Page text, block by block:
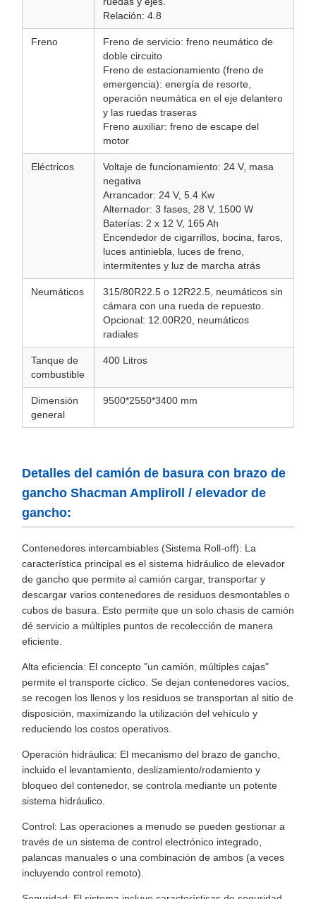
Relación: 4.8
Freno
Freno de servicio: freno neumático de
doble circuito
Freno de estacionamiento (freno de
emergencia): energía de resorte,
operación neumática en el eje delantero
y las ruedas traseras
Freno auxiliar: freno de escape del
motor
Eléctricos
Voltaje de funcionamiento: 24 V, masa
negativa
Arrancador: 24 V, 5.4 Kw
Alternador: 3 fases, 28 V, 1500 W
Baterías: 2 x 12 V, 165 Ah
Encendedor de cigarrillos, bocina, faros,
luces antiniebla, luces de freno,
intermitentes y luz de marcha atrás
Neumáticos
315/80R22.5 o 12R22.5, neumáticos sin
cámara con una rueda de repuesto.
Opcional: 12.00R20, neumáticos
radiales
Tanque de
combustible
400 Litros
Dimensión
general
9500*2550*3400 mm
Detalles del camión de basura con brazo de
gancho Shacman Ampliroll / elevador de
gancho:
Contenedores intercambiables (Sistema Roll-off): La
característica principal es el sistema hidráulico de elevador
de gancho que permite al camión cargar, transportar y
descargar varios contenedores de residuos desmontables o
cubos de basura. Esto permite que un solo chasis de camión
dé servicio a múltiples puntos de recolección de manera
eficiente.
Alta eficiencia: El concepto "un camión, múltiples cajas"
permite el transporte cíclico. Se dejan contenedores vacíos,
se recogen los llenos y los residuos se transportan al sitio de
disposición, maximizando la utilización del vehículo y
reduciendo los costos operativos.
Operación hidráulica: El mecanismo del brazo de gancho,
incluido el levantamiento, deslizamiento/rodamiento y
bloqueo del contenedor, se controla mediante un potente
sistema hidráulico.
Control: Las operaciones a menudo se pueden gestionar a
través de un sistema de control electrónico integrado,
palancas manuales o una combinación de ambos (a veces
incluyendo control remoto).